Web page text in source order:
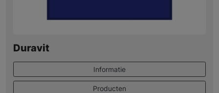
Duravit
Informatie
Producten